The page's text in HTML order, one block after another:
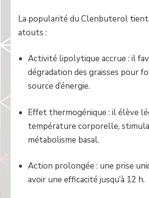
La popularité du Clenbuterol
atouts :
Activité lipolytique accrue : il
dégradation des graisses pour
source d’énergie.
Effet thermogénique : il élève
température corporelle,
métabolisme basal.
Action prolongée : une prise
avoir une efficacité jusqu’à 12 h.